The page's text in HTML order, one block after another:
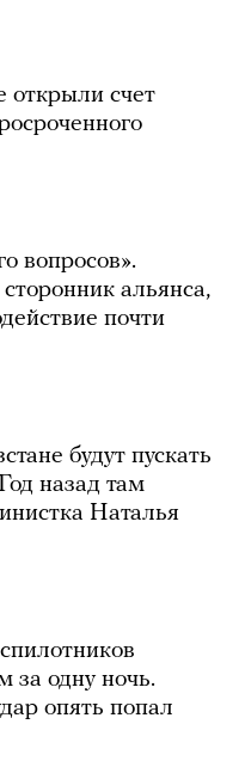
открыли счет
вопросов».
альянса,
почти
будут пускать
назад там
Наталья
за одну ночь.
опять попал